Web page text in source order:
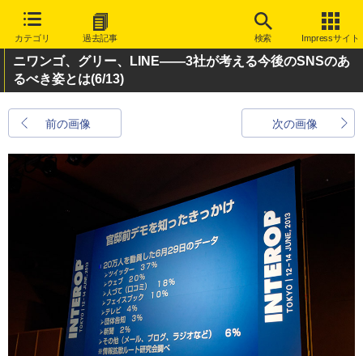
カテゴリ 過去記事 検索 Impressサイト
ニワンゴ、グリー、LINE――3社が考える今後のSNSのあ
るべき姿とは(6/13)
前の画像 次の画像